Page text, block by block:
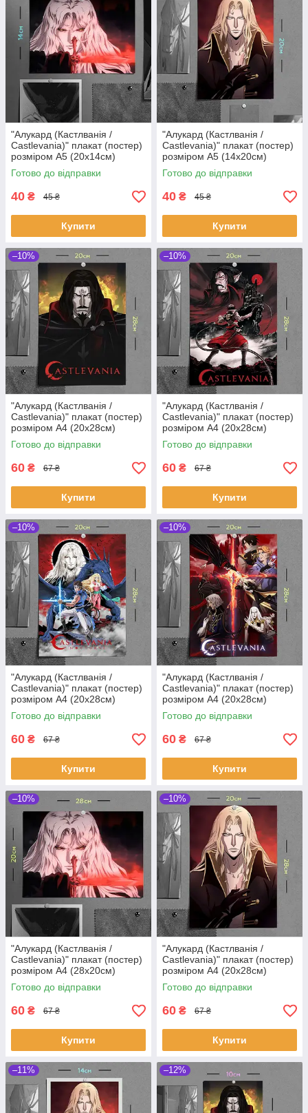
"Алукард (Кастлванія /
Castlevania)" плакат (постер)
розміром А5 (20х14см)
Готово до відправки
40 ₴ 45 ₴
Купити
"Алукард (Кастлванія /
Castlevania)" плакат (постер)
розміром А5 (14х20см)
Готово до відправки
40 ₴ 45 ₴
Купити
–10%
"Алукард (Кастлванія /
Castlevania)" плакат (постер)
розміром А4 (20х28см)
Готово до відправки
60 ₴ 67 ₴
Купити
–10%
"Алукард (Кастлванія /
Castlevania)" плакат (постер)
розміром А4 (20х28см)
Готово до відправки
60 ₴ 67 ₴
Купити
–10%
"Алукард (Кастлванія /
Castlevania)" плакат (постер)
розміром А4 (20х28см)
Готово до відправки
60 ₴ 67 ₴
Купити
–10%
"Алукард (Кастлванія /
Castlevania)" плакат (постер)
розміром А4 (20х28см)
Готово до відправки
60 ₴ 67 ₴
Купити
–10%
"Алукард (Кастлванія /
Castlevania)" плакат (постер)
розміром А4 (28х20см)
Готово до відправки
60 ₴ 67 ₴
Купити
–10%
"Алукард (Кастлванія /
Castlevania)" плакат (постер)
розміром А4 (20х28см)
Готово до відправки
60 ₴ 67 ₴
Купити
–11% –12%